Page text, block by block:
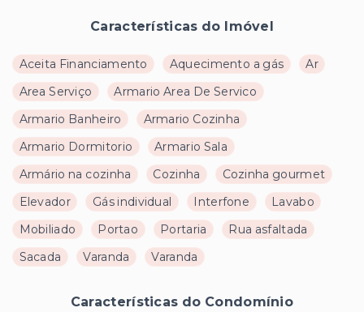
Características do Imóvel
Aceita Financiamento Aquecimento a gás
Ar
Area Serviço
Armario Area De Servico
Armario Banheiro
Armario Cozinha
Armario Dormitorio
Armario Sala
Armário na cozinha
Cozinha
Cozinha gourmet
Elevador
Gás individual Interfone
Lavabo
Mobiliado
Portao Portaria
Rua asfaltada
Sacada
Varanda Varanda
Características do Condomínio